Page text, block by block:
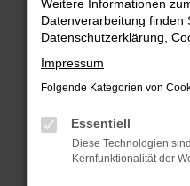
Laden andere
Suchmaschine?
Prüfe deine
können das Laden
verhindern.
anderen Browser
Weitere Informationen
Datenverarbeitung finden
Datenschutzerklärung
Impressum
Folgende Kategorien von
Essentiell
Diese Technologien
Kernfunktionalität der